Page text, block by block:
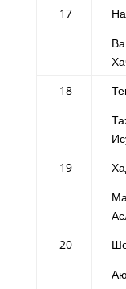
17
18
19
20